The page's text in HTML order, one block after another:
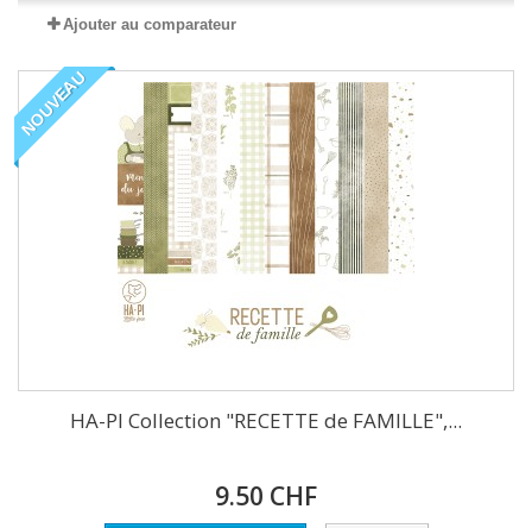
Ajouter au comparateur
NOUVEAU
HA-PI Collection "RECETTE de FAMILLE",...
9.50 CHF